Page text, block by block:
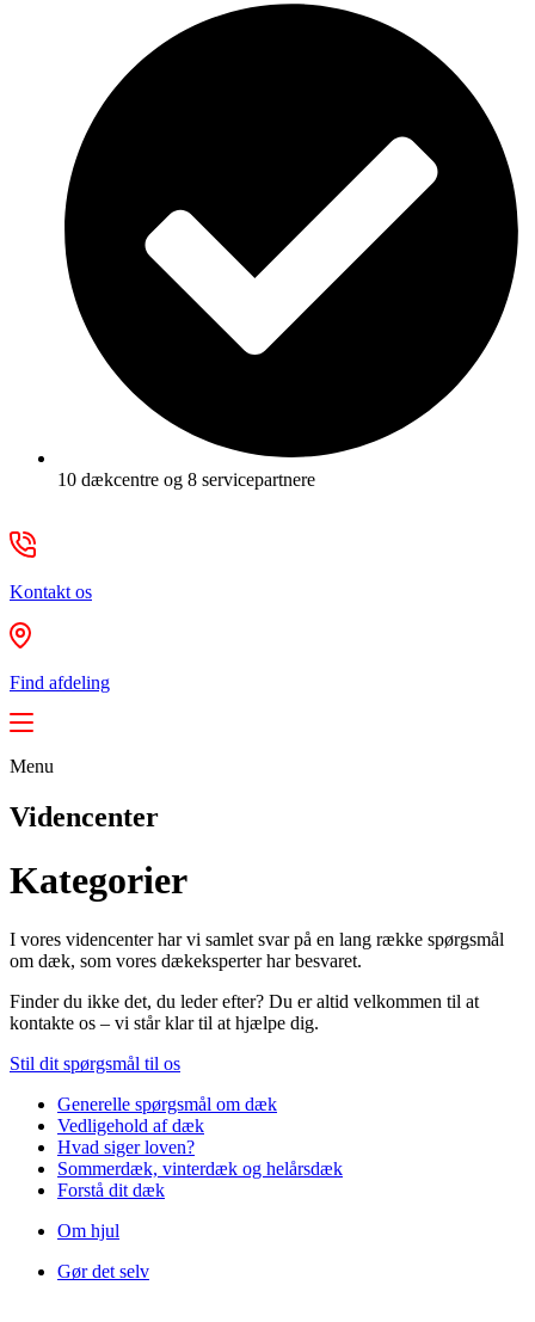
10 dækcentre og 8 servicepartnere
Kontakt os
Find afdeling
Menu
Videncenter
Kategorier
I vores videncenter har vi samlet svar på en lang række spørgsmål
om dæk, som vores dækeksperter har besvaret.
Finder du ikke det, du leder efter? Du er altid velkommen til at
kontakte os – vi står klar til at hjælpe dig.
Stil dit spørgsmål til os
Generelle spørgsmål om dæk
Vedligehold af dæk
Hvad siger loven?
Sommerdæk, vinterdæk og helårsdæk
Forstå dit dæk
Om hjul
Gør det selv